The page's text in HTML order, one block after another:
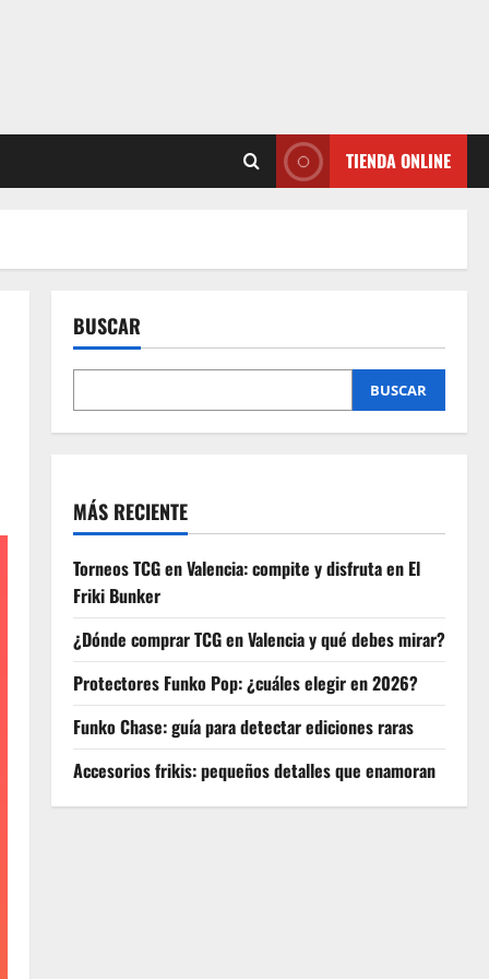
TIENDA ONLINE
BUSCAR
BUSCAR
MÁS RECIENTE
Torneos TCG en Valencia: compite y disfruta en El
Friki Bunker
¿Dónde comprar TCG en Valencia y qué debes mirar?
Protectores Funko Pop: ¿cuáles elegir en 2026?
Funko Chase: guía para detectar ediciones raras
Accesorios frikis: pequeños detalles que enamoran